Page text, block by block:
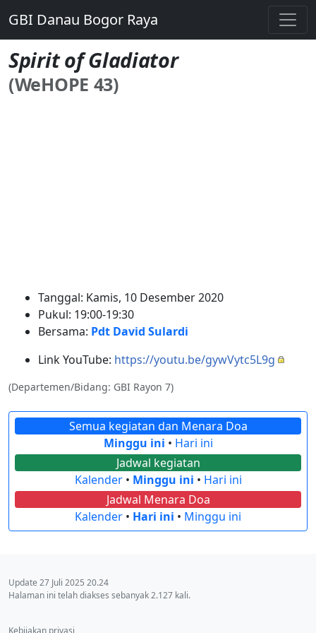
GBI Danau Bogor Raya
Spirit of Gladiator
(WeHOPE 43)
Tanggal: Kamis, 10 Desember 2020
Pukul: 19:00-19:30
Bersama: Pdt David Sulardi
Link YouTube: https://youtu.be/gywVytc5L9g
(Departemen/Bidang: GBI Rayon 7)
Semua kegiatan dan Menara Doa
Minggu ini • Hari ini
Jadwal kegiatan
Kalender• Minggu ini • Hari ini
Jadwal Menara Doa
Kalender • Hari ini • Minggu ini
Update 27 Juli 2025 20.24
Halaman ini telah diakses sebanyak 2.127 kali.